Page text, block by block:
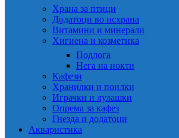
Храна за птици
Додатоци во исхрана
Витамини и минерали
Хигиена и козметика
Подлога
Нега на нокти
Кафези
Хранилки и поилки
Играчки и лулашки
Опрема за кафез
Гнезда и додатоци
Акваристика